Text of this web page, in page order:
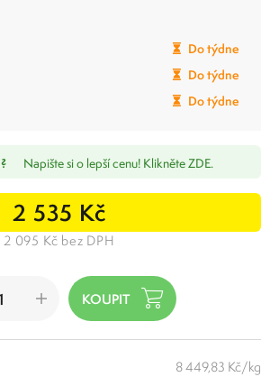
Do týdne
Do týdne
Do týdne
Napište si o lepší cenu! Klikněte ZDE.
2 535 Kč
2 095 Kč bez DPH
8 449,83 Kč/kg